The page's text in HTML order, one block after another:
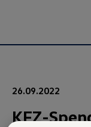
26.09.2022
KFZ-